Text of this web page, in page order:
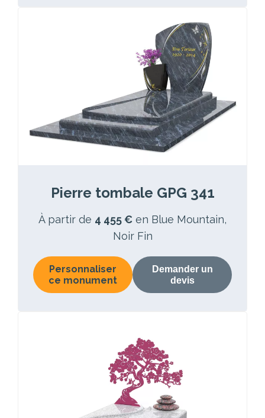
Pierre tombale GPG 341
À partir de 4 455 € en Blue Mountain,
Noir Fin
Personnaliser
ce monument
Demander un
devis